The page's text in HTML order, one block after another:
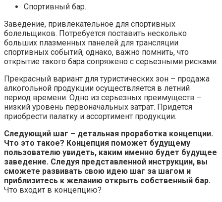
Спортивный бар.
Заведение, привлекательное для спортивных
болельщиков. Потребуется поставить несколько
больших плазменных панелей для трансляции
спортивных событий, однако, важно помнить, что
открытие такого бара сопряжено с серьезными рисками.
Прекрасный вариант для туристических зон – продажа
алкогольной продукции осуществляется в летний
период времени. Одно из серьезных преимуществ –
низкий уровень первоначальных затрат. Придется
приобрести палатку и ассортимент продукции.
Следующий шаг – детальная проработка концепции.
Что это такое? Концепция поможет будущему
пользователю увидеть, каким именно будет будущее
заведение. Следуя представленной инструкции, вы
сможете развивать свою идею шаг за шагом и
приблизитесь к желанию открыть собственный бар.
Что входит в концепцию?